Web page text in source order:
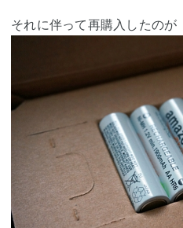
それに伴って再購入したのが